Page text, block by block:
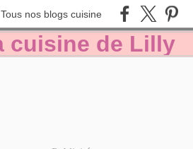
Tous nos blogs cuisine